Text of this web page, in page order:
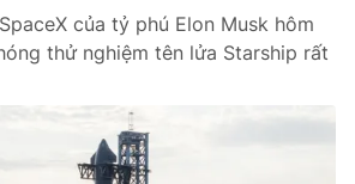
English
của tỷ phú Elon Musk hôm
thử nghiệm tên lửa Starship rất